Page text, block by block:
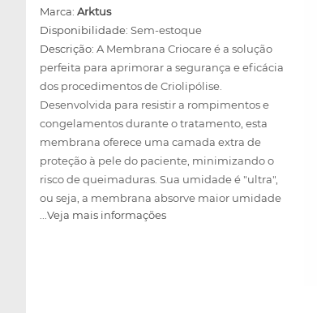
Marca: Arktus
Disponibilidade: Sem-estoque
Descrição: A Membrana Criocare é a solução
perfeita para aprimorar a segurança e eficácia
dos procedimentos de Criolipólise.
Desenvolvida para resistir a rompimentos e
congelamentos durante o tratamento, esta
membrana oferece uma camada extra de
proteção à pele do paciente, minimizando o
risco de queimaduras. Sua umidade é "ultra",
ou seja, a membrana absorve maior umidade
do gel anticongelante, garantindo que a
...Veja mais informações